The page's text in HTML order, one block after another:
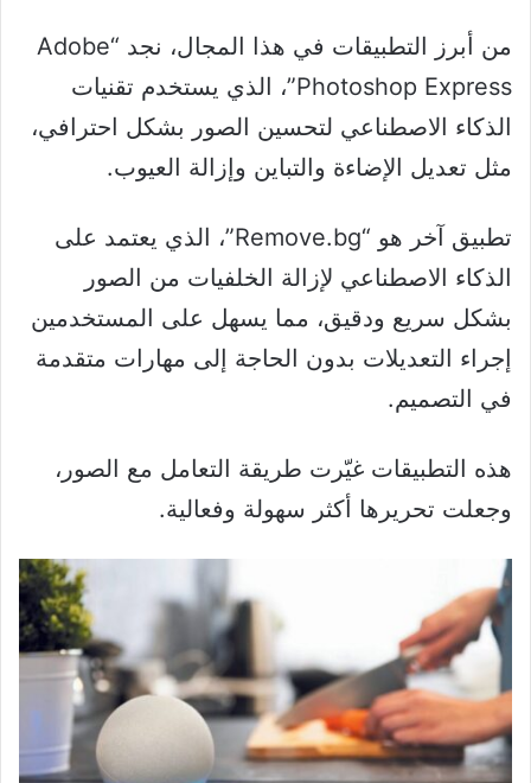
من أبرز التطبيقات في هذا المجال، نجد “Adobe
Photoshop Express”، الذي يستخدم تقنيات
الذكاء الاصطناعي لتحسين الصور بشكل احترافي،
مثل تعديل الإضاءة والتباين وإزالة العيوب.
تطبيق آخر هو “Remove.bg”، الذي يعتمد على
الذكاء الاصطناعي لإزالة الخلفيات من الصور
بشكل سريع ودقيق، مما يسهل على المستخدمين
إجراء التعديلات بدون الحاجة إلى مهارات متقدمة
في التصميم.
هذه التطبيقات غيّرت طريقة التعامل مع الصور،
وجعلت تحريرها أكثر سهولة وفعالية.